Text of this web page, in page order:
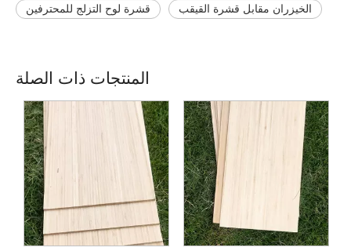
قشرة لوح التزلج للمحترفين
الخيزران مقابل قشرة القيقب
المنتجات ذات الصلة